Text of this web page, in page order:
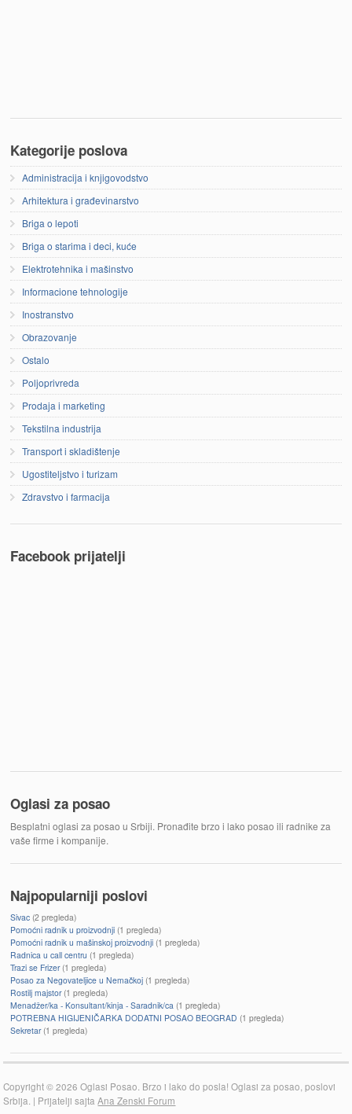
Kategorije poslova
Administracija i knjigovodstvo
Arhitektura i građevinarstvo
Briga o lepoti
Briga o starima i deci, kuće
Elektrotehnika i mašinstvo
Informacione tehnologije
Inostranstvo
Obrazovanje
Ostalo
Poljoprivreda
Prodaja i marketing
Tekstilna industrija
Transport i skladištenje
Ugostiteljstvo i turizam
Zdravstvo i farmacija
Facebook prijatelji
Oglasi za posao
Besplatni oglasi za posao u Srbiji. Pronađite brzo i lako posao ili radnike za
vaše firme i kompanije.
Najpopularniji poslovi
Sivac (2 pregleda)
Pomoćni radnik u proizvodnji (1 pregleda)
Pomoćni radnik u mašinskoj proizvodnji (1 pregleda)
Radnica u call centru (1 pregleda)
Trazi se Frizer(1 pregleda)
Posao za Negovateljice u Nemačkoj (1 pregleda)
Rostilj majstor(1 pregleda)
Menadžer/ka - Konsultant/kinja - Saradnik/ca (1 pregleda)
POTREBNA HIGIJENIČARKA DODATNI POSAO BEOGRAD (1 pregleda)
Sekretar(1 pregleda)
Copyright © 2026 Oglasi Posao. Brzo i lako do posla! Oglasi za posao, poslovi
Srbija. | Prijatelji sajtaAna Zenski Forum